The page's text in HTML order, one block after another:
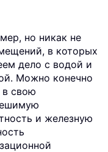
но никак не
в которых
дело с водой и
Можно конечно
в свою
и железную